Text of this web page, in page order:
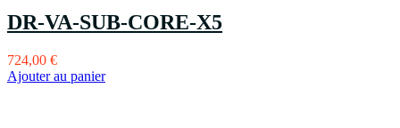
DR-VA-SUB-CORE-X5
724,00 €
Ajouter au panier